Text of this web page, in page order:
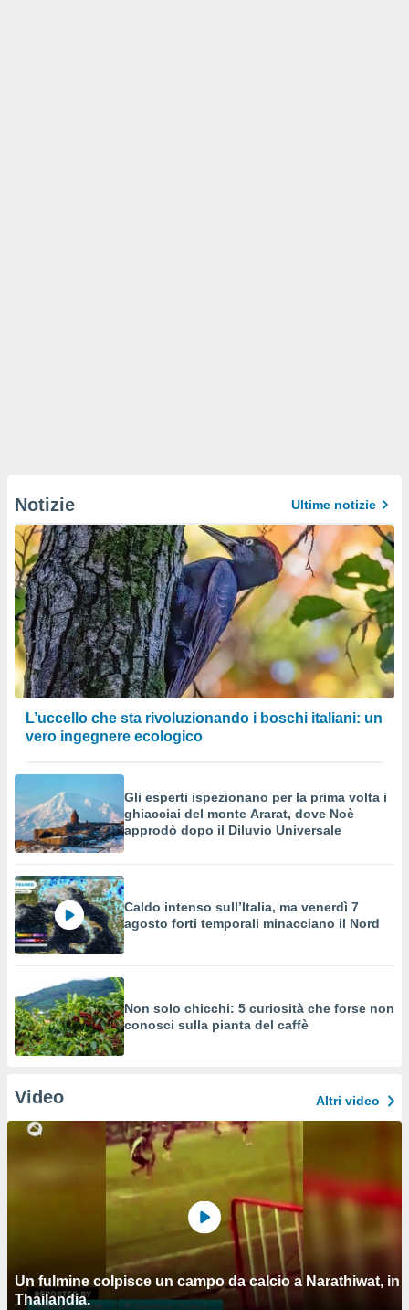
Notizie Ultime notizie
L’uccello che sta rivoluzionando i boschi italiani: un
vero ingegnere ecologico
Gli esperti ispezionano per la prima volta i
ghiacciai del monte Ararat, dove Noè
approdò dopo il Diluvio Universale
Caldo intenso sull’Italia, ma venerdì 7
agosto forti temporali minacciano il Nord
Non solo chicchi: 5 curiosità che forse non
conosci sulla pianta del caffè
Video Altri video
Un fulmine colpisce un campo da calcio a Narathiwat, in
Thailandia.